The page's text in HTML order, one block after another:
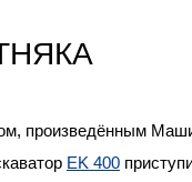
произведённым
EK 400